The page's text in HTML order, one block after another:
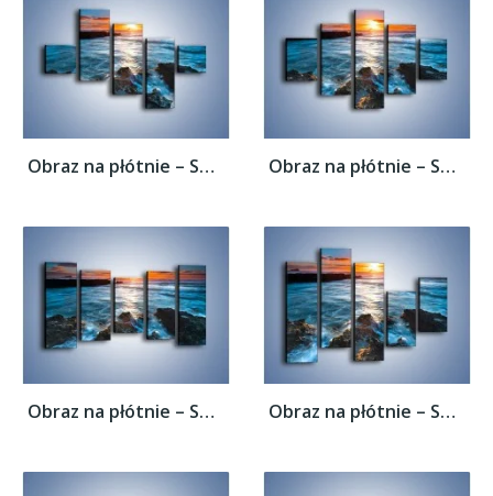
Obraz na płótnie – Spieniony kamienny... Obraz na płótnie – Spieniony kamienny...
Obraz na płótnie – Spieniony kamienny... Obraz na płótnie – Spieniony kamienny...